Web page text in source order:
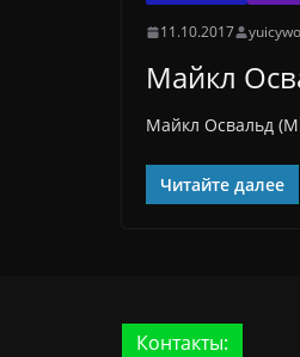
11.10.2017
Майкл
Майкл Освальд
Читайте далее
Контакты: